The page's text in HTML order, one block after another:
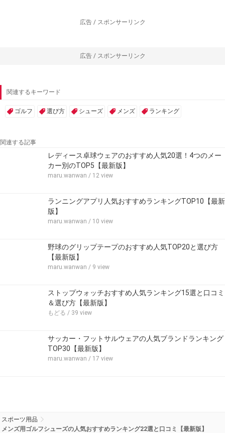
広告 / スポンサーリンク
広告 / スポンサーリンク
関連するキーワード
ゴルフ 選び方 シューズ メンズ ランキング
関連する記事
レディース卓球ウェアのおすすめ人気20選！4つのメー
カー別のTOP5【最新版】
maru.wanwan / 12 view
ランニングアプリ人気おすすめランキングTOP10【最新
版】
maru.wanwan / 10 view
野球のグリップテープのおすすめ人気TOP20と選び方
【最新版】
maru.wanwan / 9 view
ストップウォッチおすすめ人気ランキング15選と口コミ
＆選び方【最新版】
もどる / 39 view
サッカー・フットサルウェアの人気ブランドランキング
TOP30【最新版】
maru.wanwan / 17 view
スポーツ用品
メンズ用ゴルフシューズの人気おすすめランキング22選と口コミ【最新版】